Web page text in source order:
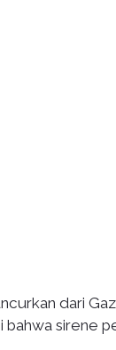
dari
sirene